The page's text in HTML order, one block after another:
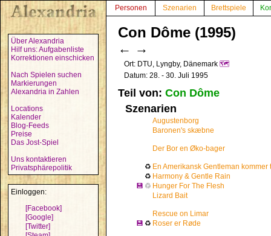
Über Alexandria
Hilf uns: Aufgabenliste
Korrektionen einschicken
Nach Spielen suchen
Markierungen
Alexandria in Zahlen
Locations
Kalender
Blog-Feeds
Preise
Das Jost-Spiel
Uns kontaktieren
Privatsphärepolitik
Einloggen:
[Facebook]
[Google]
[Twitter]
Personen Szenarien Brettspiele
Con Dôme (1995)
← →
Ort: DTU, Lyngby, Dänemark 🗺️
Datum: 28. - 30. Juli 1995
Teil von: Con Dôme
Szenarien
Augustenborg
Baronen's skæbne
Der Bor en Øko-bager
♻ En Amerikansk Gentleman kommer
♻ Harmony & Gentle Rain
💾 ♲ Hunger For The Flesh
Lizard Bait
Rescue on Limar
💾 ♻ Roser er Røde